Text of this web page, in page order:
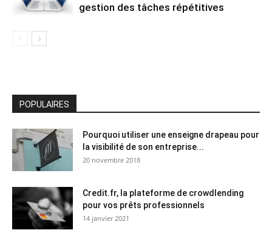
gestion des tâches répétitives
POPULAIRES
Pourquoi utiliser une enseigne drapeau pour
la visibilité de son entreprise...
20 novembre 2018
Credit.fr, la plateforme de crowdlending
pour vos prêts professionnels
14 janvier 2021